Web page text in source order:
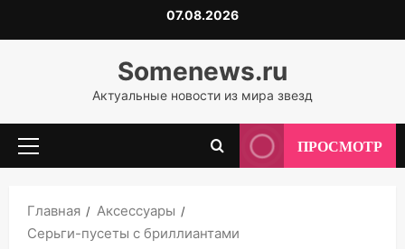
к
07.08.2026
Somenews.ru
Актуальные новости из мира звезд
Основное
ПРОСМОТР
Главная
Аксессуары
Серьги-пусеты с бриллиантами